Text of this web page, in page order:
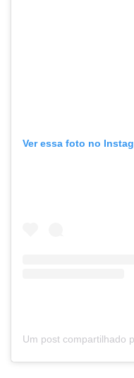
Ver essa foto no